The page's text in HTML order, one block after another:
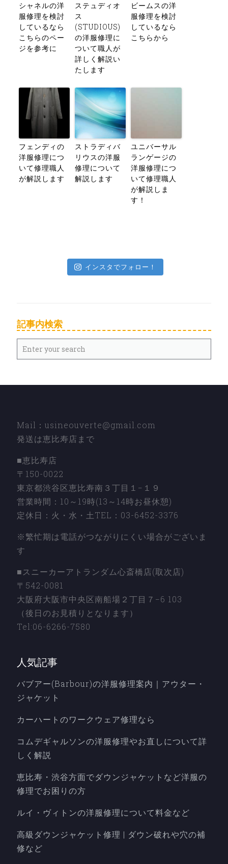
シャネルの洋
服修理を検討
しているなら
こちらのペー
ジを参考に
ステュディオ
ス
(STUDIOUS)
の洋服修理に
ついて職人が
詳しく解説い
たします
ビームスの洋
服修理を検討
しているなら
こちらから
フェンディの
洋服修理につ
いて修理職人
が解説します
ストラディバ
リウスの洋服
修理について
解説します
ユニバーサル
ランゲージの
洋服修理につ
いて修理職人
が解説しま
す！
インスタでフォロー！
記事内検索
Mail：usineouverte@gmail.com
発送は恵比寿店まで
■恵比寿店
〒150-0022
東京都渋谷区恵比寿南３丁目１−１９
営業時間：10～19時(13～14時お昼休憩)
定休日：火・水・土TEL：03-6452-3376
※繁忙期は電話がつながりにくい場合がございま
す
■スニーカーアトランダム心斎橋店(取次店)
〒542-0081
大阪府大阪市中央区南船場２丁目７−6 103
（後日のお見積りとなります）
Tel:06-6266-7580
人気記事
バブアー(Barbour)の洋服修理案内｜アウター・
ジャケット
カーハートのワークウェア修理なら
コムデギャルソンの洋服修理やお直しについて詳
しく解説
恵比寿・渋谷方面でダウンジャケットなど洋服の
修理でお困りの方
ルイ・ヴィトンの洋服修理について料金など
高級ダウンジャケット修理 | ダウン破れや穴の補
修など